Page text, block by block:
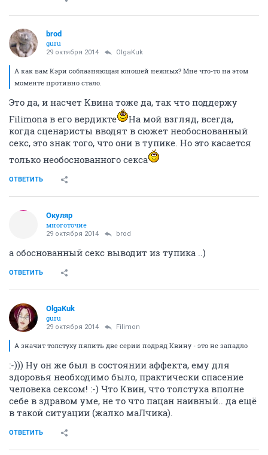
brod
guru
29 октября 2014 OlgaKuk
А как вам Кэри соблазняющая юношей нежных? Мне что-то на этом
моменте противно стало.
Это да, и насчет Квина тоже да, так что поддержу
Filimonа в его вердикте
На мой взгляд, всегда,
когда сценаристы вводят в сюжет необоснованный
секс, это знак того, что они в тупике. Но это касается
только необоснованного секса
ОТВЕТИТЬ
Окуляр
многоточие
29 октября 2014 brod
а обоснованный секс выводит из тупика ..)
ОТВЕТИТЬ
OlgaKuk
guru
29 октября 2014 Filimon
А значит толстуху пялить две серии подряд Квину - это не западло
:-))) Ну он же был в состоянии аффекта, ему для
здоровья необходимо было, практически спасение
человека сексом! :-) Что Квин, что толстуха вполне
себе в здравом уме, не то что пацан наивный.. да ещё
в такой ситуации (жалко маЛчика).
ОТВЕТИТЬ